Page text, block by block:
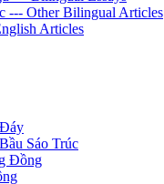
--- Other Bilingual Articles
Articles
Sáo Trúc
Đồng